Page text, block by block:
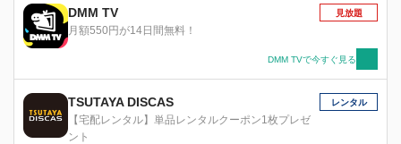
DMM TV
月額550円が14日間無料！
見放題
DMM TVで今すぐ見る
TSUTAYA DISCAS
【宅配レンタル】単品レンタルクーポン1枚プレゼ
ント
レンタル